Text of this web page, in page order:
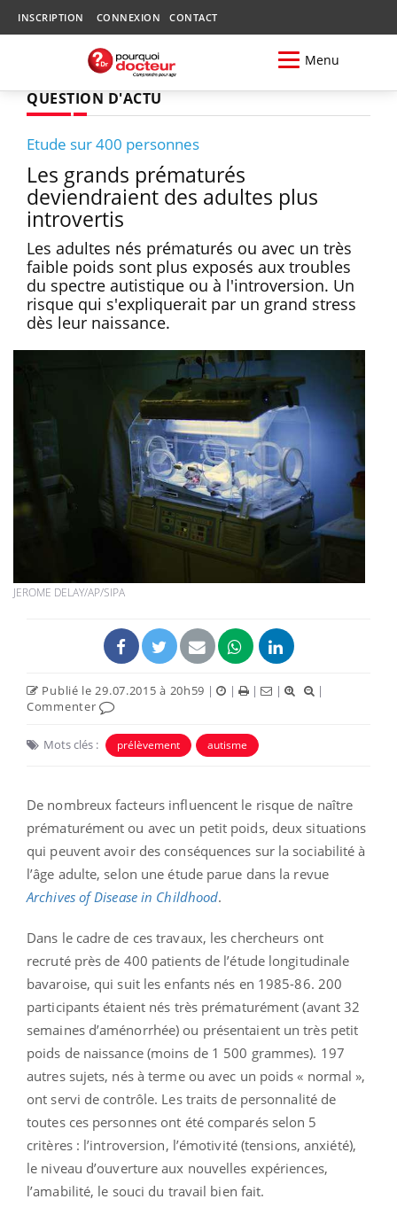
INSCRIPTION CONNEXION CONTACT
Menu
QUESTION D'ACTU
Etude sur 400 personnes
Les grands prématurés
deviendraient des adultes plus
introvertis
Les adultes nés prématurés ou avec un très
faible poids sont plus exposés aux troubles
du spectre autistique ou à l'introversion. Un
risque qui s'expliquerait par un grand stress
dès leur naissance.
JEROME DELAY/AP/SIPA
Publié le 29.07.2015 à 20h59 | | | |
|
Commenter
Mots clés : prélèvement autisme
De nombreux facteurs influencent le risque de naître
prématurément ou avec un petit poids, deux situations
qui peuvent avoir des conséquences sur la sociabilité à
l’âge adulte, selon une étude parue dans la revue
Archives of Disease in Childhood.
Dans le cadre de ces travaux, les chercheurs ont
recruté près de 400 patients de l’étude longitudinale
bavaroise, qui suit les enfants nés en 1985-86. 200
participants étaient nés très prématurément (avant 32
semaines d’aménorrhée) ou présentaient un très petit
poids de naissance (moins de 1 500 grammes). 197
autres sujets, nés à terme ou avec un poids « normal »,
ont servi de contrôle. Les traits de personnalité de
toutes ces personnes ont été comparés selon 5
critères : l’introversion, l’émotivité (tensions, anxiété),
le niveau d’ouverture aux nouvelles expériences,
l’amabilité, le souci du travail bien fait.